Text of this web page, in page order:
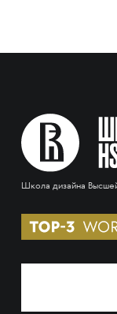
Школа дизайна